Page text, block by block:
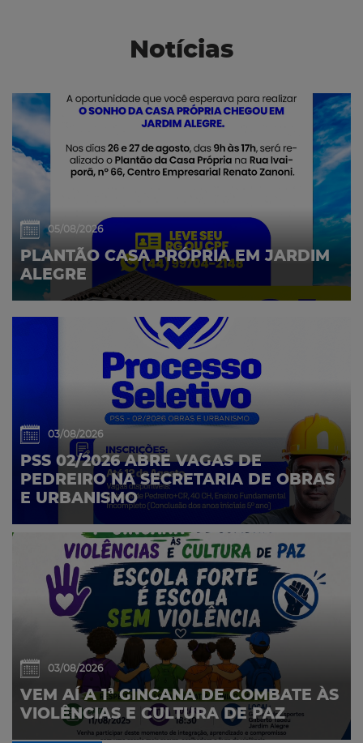
Notícias
05/08/2026
PLANTÃO CASA PRÓPRIA EM JARDIM
ALEGRE
03/08/2026
PSS 02/2026 ABRE VAGAS DE
PEDREIRO NA SECRETARIA DE OBRAS
E URBANISMO
03/08/2026
VEM AÍ A 1ª GINCANA DE COMBATE ÀS
VIOLÊNCIAS E CULTURA DE PAZ